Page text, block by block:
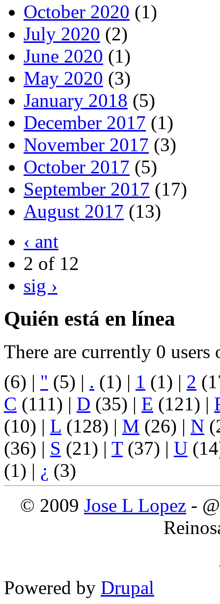
October 2020 (1)
July 2020 (2)
June 2020 (1)
May 2020 (3)
January 2018 (5)
December 2017 (1)
November 2017 (3)
October 2017 (5)
September 2017 (17)
August 2017 (13)
‹ ant
2 of 12
sig ›
Quién está en línea
There are currently 0 users
(6) | " (5) | . (1) | 1 (1) | 2
C (111) | D (35) | E (121) |
(10) | L (128) | M (26) | N
(36) | S (21) | T(37) | U
(1) | ¿ (3)
© 2009 Jose L Lopez -
Powered by Drupal